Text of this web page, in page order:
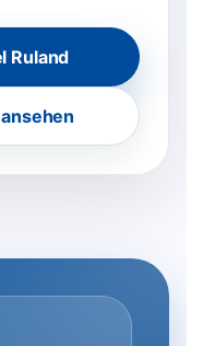
Ruland